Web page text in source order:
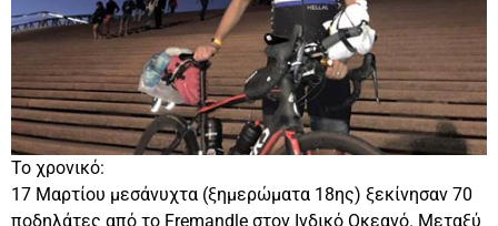
Το χρονικό:
17 Μαρτίου μεσάνυχτα (ξημερώματα 18ης) ξεκίνησαν 70
ποδηλάτες από το Fremandle στον Ινδικό Οκεανό. Μεταξύ